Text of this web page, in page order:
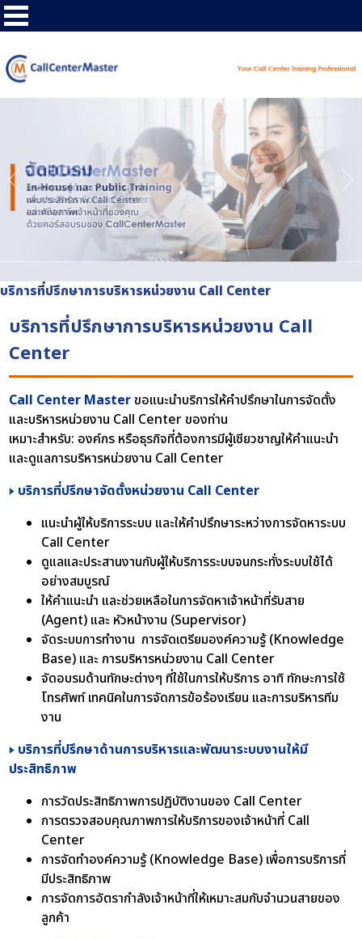
บริการที่ปรึกษาการบริหารหน่วยงาน Call Center
บริการที่ปรึกษาการบริหารหน่วยงาน Call
Center
Call Center Masterขอแนะนำบริการให้คำปรึกษาในการจัดตั้ง
และบริหารหน่วยงาน Call Center ของท่าน
เหมาะสำหรับ: องค์กร หรือธุรกิจที่ต้องการมีผู้เชียวชาญให้คำแนะนำ
และดูแลการบริหารหน่วยงาน Call Center
บริการที่ปรึกษาจัดตั้งหน่วยงาน Call Center
แนะนำผู้ให้บริการระบบ และให้คำปรึกษาระหว่างการจัดหาระบบ
Call Center
ดูแลและประสานงานกับผู้ให้บริการระบบจนกระทั่งระบบใช้ได้
อย่างสมบูรณ์
ให้คำแนะนำ และช่วยเหลือในการจัดหาเจ้าหน้าที่รับสาย
(Agent) และ หัวหน้างาน (Supervisor)
จัดระบบการทำงาน การจัดเตรียมองค์ความรู้ (Knowledge
Base) และ การบริหารหน่วยงาน Call Center
จัดอบรมด้านทักษะต่างๆ ที่ใช้ในการให้บริการ อาทิ ทักษะการใช้
โทรศัพท์ เทคนิคในการจัดการข้อร้องเรียน และการบริหารทีม
งาน
บริการที่ปรึกษาด้านการบริหารและพัฒนาระบบงานให้มี
ประสิทธิภาพ
การวัดประสิทธิภาพการปฏิบัติงานของ Call Center
การตรวจสอบคุณภาพการให้บริการของเจ้าหน้าที่ Call
Center
การจัดทำองค์ความรู้ (Knowledge Base) เพื่อการบริการที่
มีประสิทธิภาพ
การจัดการอัตรากำลังเจ้าหน้าที่ให้เหมาะสมกับจำนวนสายของ
ลูกค้า